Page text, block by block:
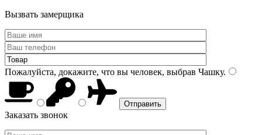
Вызвать замерщика
Пожалуйста, докажите, что вы человек, выбрав Чашку.
Заказать звонок